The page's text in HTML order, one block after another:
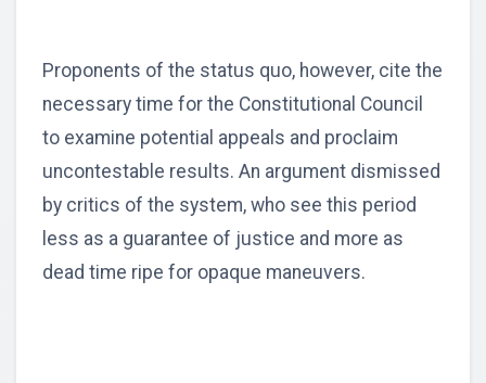
Proponents of the status quo, however, cite the
necessary time for the Constitutional Council
to examine potential appeals and proclaim
uncontestable results. An argument dismissed
by critics of the system, who see this period
less as a guarantee of justice and more as
dead time ripe for opaque maneuvers.